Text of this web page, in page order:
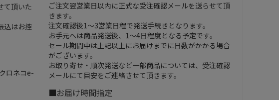
て頂いた
込はお控
ロネコe-
ご注文翌営業日以内に正式な受注確認メールを送らせて頂
きます。
注文確認後1～3営業日程で発送手続きとなります。
お手元へは商品発送後、1～4日程度となる予定です。
セール期間中は上記以上にお届けまでに日数がかかる場合
がございます。
お取り寄せ・順次発送など一部商品については、受注確認
メールにて目安をご連絡させて頂きます。
■お届け時間指定